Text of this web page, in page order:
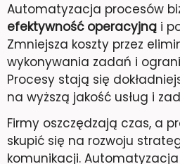
Automatyzacja procesów
efektywność operacyjną i
Zmniejsza koszty przez
wykonywania zadań i
Procesy stają się
na wyższą jakość usług i
Firmy oszczędzają czas, a
skupić się na rozwoju
komunikacji.